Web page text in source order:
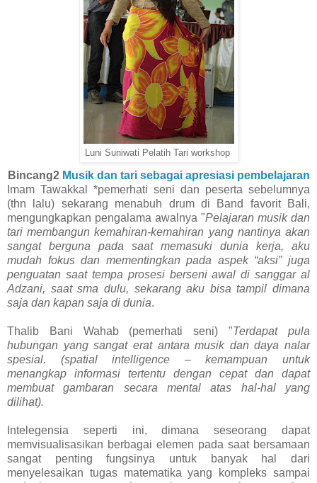
Luni Suniwati Pelatih Tari workshop
Bincang2 Musik dan tari sebagai apresiasi pembelajaran
Imam Tawakkal *pemerhati seni dan peserta sebelumnya
(thn lalu) sekarang menabuh drum di Band favorit Bali,
mengungkapkan pengalama awalnya "Pelajaran musik dan
tari membangun kemahiran-kemahiran yang nantinya akan
sangat berguna pada saat memasuki dunia kerja, aku
mudah fokus dan mementingkan pada aspek “aksi” juga
penguatan saat tempa prosesi berseni awal di sanggar al
Adzani, saat sma dulu, sekarang aku bisa tampil dimana
saja dan kapan saja di dunia.
Thalib Bani Wahab (pemerhati seni) "Terdapat pula
hubungan yang sangat erat antara musik dan daya nalar
spesial. (spatial intelligence – kemampuan untuk
menangkap informasi tertentu dengan cepat dan dapat
membuat gambaran secara mental atas hal-hal yang
dilihat).
Intelegensia seperti ini, dimana seseorang dapat
memvisualisasikan berbagai elemen pada saat bersamaan
sangat penting fungsinya untuk banyak hal dari
menyelesaikan tugas matematika yang kompleks sampai